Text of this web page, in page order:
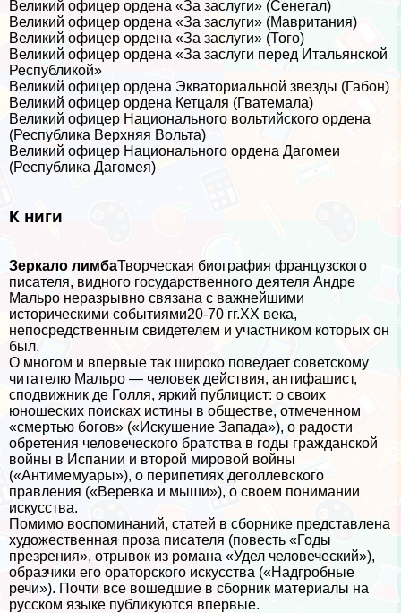
Великий офицер ордена «За заслуги» (Сенегал)
Великий офицер ордена «За заслуги» (Мавритания)
Великий офицер ордена «За заслуги» (Того)
Великий офицер ордена «За заслуги перед Итальянской
Республикой»
Великий офицер ордена Экваториальной звезды (Габон)
Великий офицер ордена Кетцаля (Гватемала)
Великий офицер Национального вольтийского ордена
(Республика Верхняя Вольта)
Великий офицер Национального ордена Дагомеи
(Республика Дагомея)
К ниги
Зеркало лимбаТворческая биография французского
писателя, видного государственного деятеля Андре
Мальро неразрывно связана с важнейшими
историческими событиями20-70 гг.XX века,
непосредственным свидетелем и участником которых он
был.
О многом и впервые так широко поведает советскому
читателю Мальро — человек действия, антифашист,
сподвижник де Голля, яркий публицист: о своих
юношеских поисках истины в обществе, отмеченном
«cмepтью богов» («Искушение Запада»), о радости
обретения человеческого братства в годы гражданской
войны в Испании и второй мировой войны
(«Антимемуары»), о перипетиях деголлевского
правления («Веревка и мыши»), о своем понимании
искусства.
Помимо воспоминаний, статей в сборнике представлена
художественная проза писателя (повесть «Годы
презрения», отрывок из романа «Удел человеческий»),
образчики его ораторского искусства («Надгробные
речи»). Почти все вошедшие в сборник материалы на
русском языке публикуются впервые.